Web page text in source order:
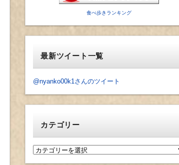
食べ歩きランキング
最新ツイート一覧
@nyanko00k1さんのツイート
カテゴリー
カ